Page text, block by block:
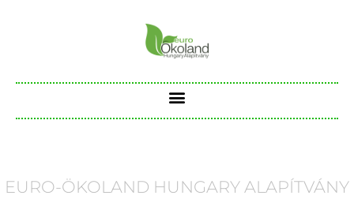
EURO-ÖKOLAND HUNGARY ALAPÍTVÁNY